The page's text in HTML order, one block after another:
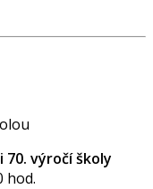
výročí školy
hod.